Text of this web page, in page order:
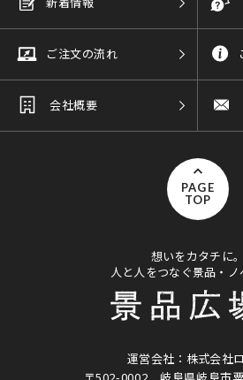
ご注文の流れ
会社概要
PAGE
TOP
想いをカタチに。
人と人をつなぐ景品・ノ
運営会社：株式会社
〒502-0002岐阜県岐阜市